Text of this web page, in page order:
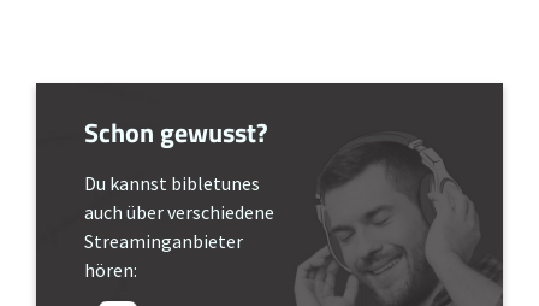
Schon gewusst?
Du kannst bibletunes
auch über verschiedene
Streaminganbieter
hören: